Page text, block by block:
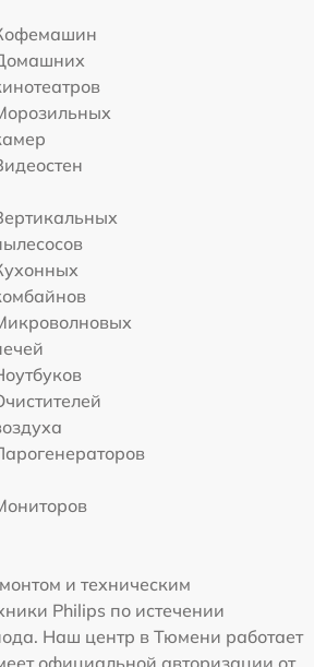
и техническим
Philips по истечении
Наш центр в Тюмени работает